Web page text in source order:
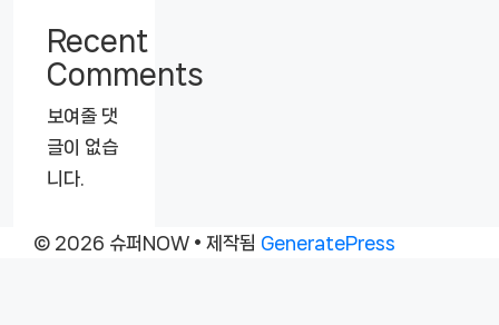
Recent
Comments
보여줄 댓
글이 없습
니다.
© 2026 슈퍼NOW • 제작됨 GeneratePress